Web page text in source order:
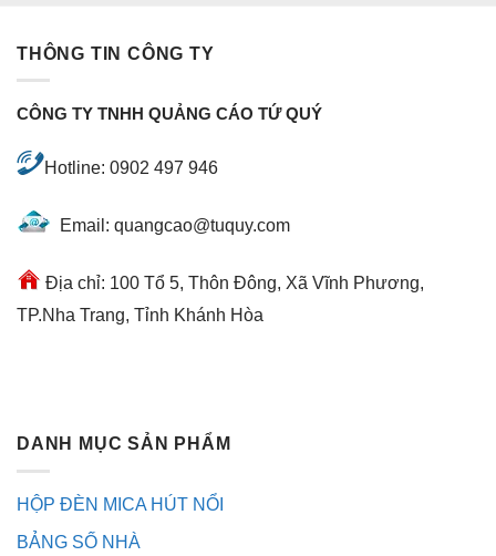
THÔNG TIN CÔNG TY
CÔNG TY TNHH QUẢNG CÁO TỨ QUÝ
Hotline: 0902 497 946
Email: quangcao@tuquy.com
Địa chỉ: 100 Tổ 5, Thôn Đông, Xã Vĩnh Phương,
TP.Nha Trang, Tỉnh Khánh Hòa
DANH MỤC SẢN PHẨM
HỘP ĐÈN MICA HÚT NỔI
BẢNG SỐ NHÀ